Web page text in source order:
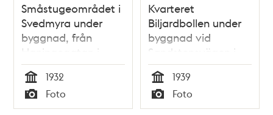
Småstugeområdet i
Svedmyra under
byggnad, från
Haningegatan i
riktning mot
Gammelby
Tid
1932
Typ
Foto
Kvarteret
Biljardbollen under
byggnad vid
Sandstensvägen i
Olovslunds
småstugeområde
Tid
1939
Typ
Foto